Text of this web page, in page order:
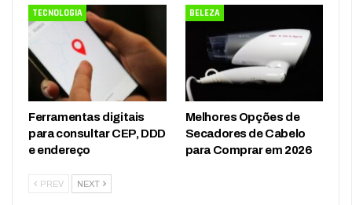
TECNOLOGIA
Ferramentas digitais
para consultar CEP, DDD
e endereço
BELEZA
Melhores Opções de
Secadores de Cabelo
para Comprar em 2026
PREV NEXT